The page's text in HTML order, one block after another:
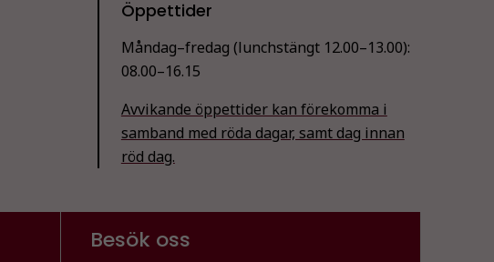
Öppettider
Måndag–fredag (lunchstängt 12.00–13.00):
08.00–16.15
Avvikande öppettider kan förekomma i
samband med röda dagar, samt dag innan
röd dag.
Besök oss